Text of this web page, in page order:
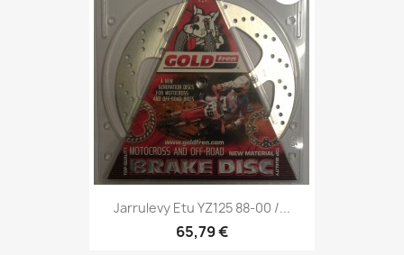
Jarrulevy Etu YZ125 88-00 /...
65,79 €